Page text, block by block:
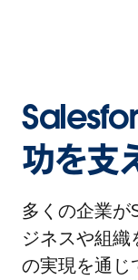
功を支
多くの企業が
ジネスや組織
の実現を通じ